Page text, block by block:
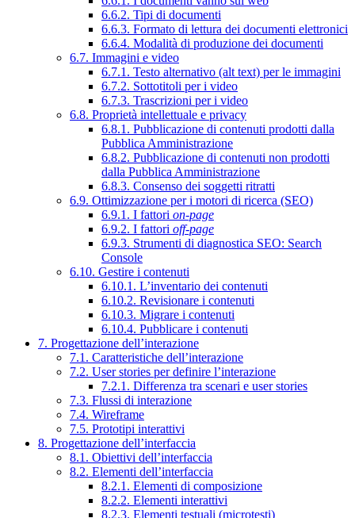
6.6.2. Tipi di documenti
6.6.3. Formato di lettura dei documenti elettronici
6.6.4. Modalità di produzione dei documenti
6.7. Immagini e video
6.7.1. Testo alternativo (alt text) per le immagini
6.7.2. Sottotitoli per i video
6.7.3. Trascrizioni per i video
6.8. Proprietà intellettuale e privacy
6.8.1. Pubblicazione di contenuti prodotti dalla
Pubblica Amministrazione
6.8.2. Pubblicazione di contenuti non prodotti
dalla Pubblica Amministrazione
6.8.3. Consenso dei soggetti ritratti
6.9. Ottimizzazione per i motori di ricerca (SEO)
6.9.1. I fattori on-page
6.9.2. I fattori off-page
6.9.3. Strumenti di diagnostica SEO: Search
Console
6.10. Gestire i contenuti
6.10.1. L’inventario dei contenuti
6.10.2. Revisionare i contenuti
6.10.3. Migrare i contenuti
6.10.4. Pubblicare i contenuti
7. Progettazione dell’interazione
7.1. Caratteristiche dell’interazione
7.2. User stories per definire l’interazione
7.2.1. Differenza tra scenari e user stories
7.3. Flussi di interazione
7.4. Wireframe
7.5. Prototipi interattivi
8. Progettazione dell’interfaccia
8.1. Obiettivi dell’interfaccia
8.2. Elementi dell’interfaccia
8.2.1. Elementi di composizione
8.2.2. Elementi interattivi
8.2.3. Elementi testuali (microtesti)